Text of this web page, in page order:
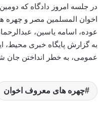
اخوان المسلمین مصر و
عوده، اسامه یاسین،
به گزارش پایگاه خبری محیط،
عمومی، به خطر انداختن جان
چهره های معروف اخوان